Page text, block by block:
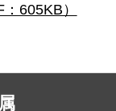
605KB）